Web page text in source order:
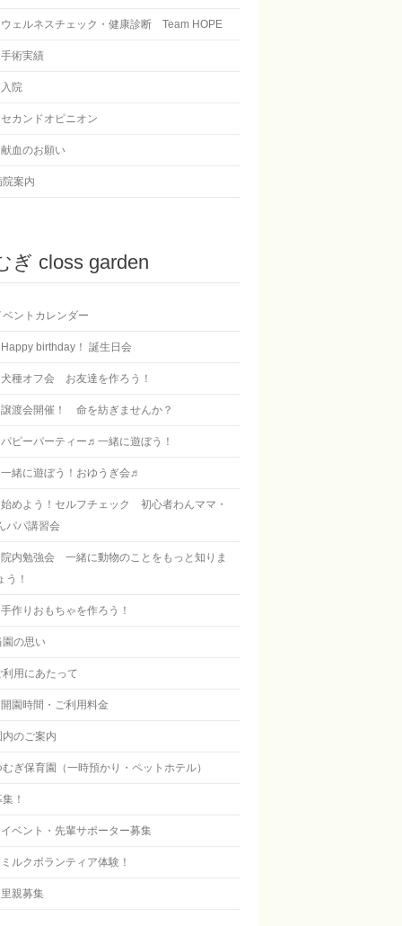
ウェルネスチェック・健康診断 Team HOPE
手術実績
入院
セカンドオピニオン
献血のお願い
院案内
ぎ closs garden
ベントカレンダー
Happy birthday！ 誕生日会
犬種オフ会 お友達を作ろう！
譲渡会開催！ 命を紡ぎませんか？
パピーパーティー♬一緒に遊ぼう！
一緒に遊ぼう！おゆうぎ会♬
始めよう！セルフチェック 初心者わんママ・
パパ講習会
院内勉強会 一緒に動物のことをもっと知りま
う！
手作りおもちゃを作ろう！
園の思い
利用にあたって
開園時間・ご利用料金
内のご案内
むぎ保育園（一時預かり・ペットホテル）
！
イベント・先輩サポーター募集
ミルクボランティア体験！
里親募集